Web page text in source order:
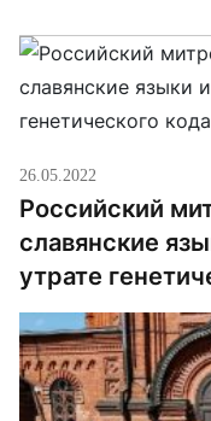
разочаровала. Я не
Церковь и
трагическими
26.05.2022
Российский
славянские
утрате